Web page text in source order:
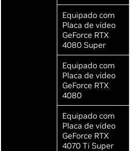
Equipado com
Placa de vídeo
GeForce RTX
4080 Super
Equipado com
Placa de vídeo
GeForce RTX
4080
Equipado com
Placa de vídeo
GeForce RTX
4070 Ti Super